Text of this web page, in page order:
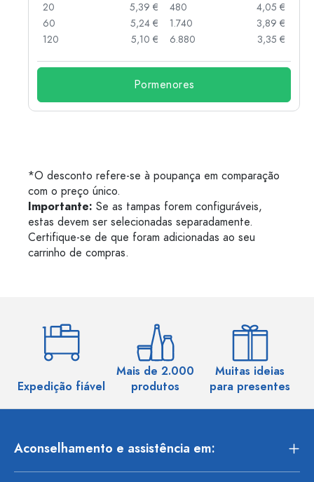
20
5,39 €
60
5,24 €
120
5,10 €
480
4,05 €
1.740
3,89 €
6.880
3,35 €
Pormenores
*O desconto refere-se à poupança em comparação
com o preço único.
Importante: Se as tampas forem configuráveis,
estas devem ser selecionadas separadamente.
Certifique-se de que foram adicionadas ao seu
carrinho de compras.
Expedição fiável
Mais de 2.000
produtos
Muitas ideias
para presentes
Aconselhamento e assistência em: